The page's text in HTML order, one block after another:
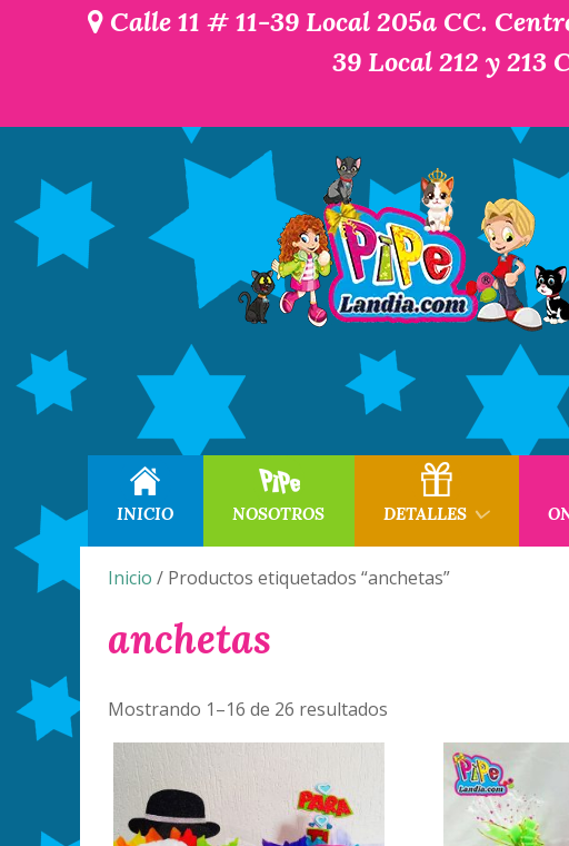
Calle 11 # 11-39 Local 205a CC.
39 Local 212 y 213
INICIO NOSOTROS DETALLES
Inicio / Productos etiquetados “anchetas”
anchetas
Mostrando 1–16 de 26 resultados